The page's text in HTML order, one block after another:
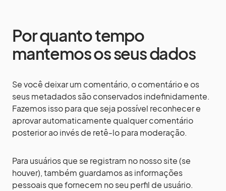
Por quanto tempo
mantemos os seus dados
Se você deixar um comentário, o comentário e os
seus metadados são conservados indefinidamente.
Fazemos isso para que seja possível reconhecer e
aprovar automaticamente qualquer comentário
posterior ao invés de retê-lo para moderação.
Para usuários que se registram no nosso site (se
houver), também guardamos as informações
pessoais que fornecem no seu perfil de usuário.